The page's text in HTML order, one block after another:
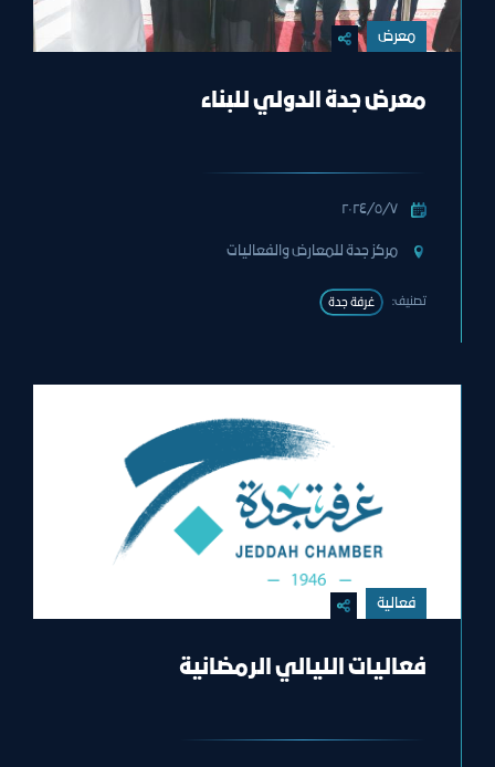
معرض
معرض جدة الدولي للبناء
٧‏/٥‏/٢٠٢٤
مركز جدة للمعارض والفعاليات
تصنيف: غرفة جدة
فعالية
فعاليات الليالي الرمضانية